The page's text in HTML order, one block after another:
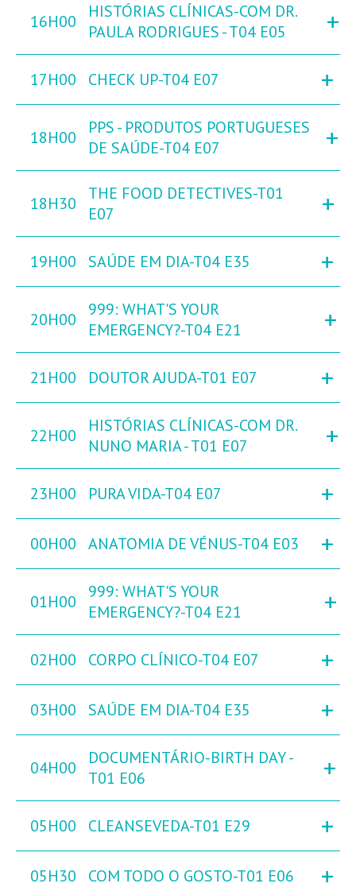
16H00
HISTÓRIAS CLÍNICAS-COM DR.
PAULA RODRIGUES - T04 E05
+
17H00 CHECK UP-T04 E07 +
18H00
PPS - PRODUTOS PORTUGUESES
DE SAÚDE-T04 E07
+
18H30
THE FOOD DETECTIVES-T01
E07
+
19H00 SAÚDE EM DIA-T04 E35 +
20H00
999: WHAT'S YOUR
EMERGENCY?-T04 E21
+
21H00 DOUTOR AJUDA-T01 E07 +
22H00
HISTÓRIAS CLÍNICAS-COM DR.
NUNO MARIA - T01 E07
+
23H00 PURA VIDA-T04 E07 +
00H00 ANATOMIA DE VÉNUS-T04 E03 +
01H00
999: WHAT'S YOUR
EMERGENCY?-T04 E21
+
02H00 CORPO CLÍNICO-T04 E07 +
03H00 SAÚDE EM DIA-T04 E35 +
04H00
DOCUMENTÁRIO-BIRTH DAY -
T01 E06
+
05H00 CLEANSEVEDA-T01 E29 +
05H30 COM TODO O GOSTO-T01 E06 +